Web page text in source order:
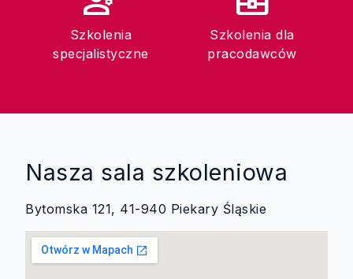
Szkolenia
specjalistyczne
Szkolenia dla
pracodawców
Nasza sala szkoleniowa
Bytomska 121, 41-940 Piekary Śląskie